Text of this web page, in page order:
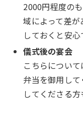
2000円程度の
域によって差
しておくと安心
儀式後の宴会
こちらについ
弁当を御用し
してくださる方